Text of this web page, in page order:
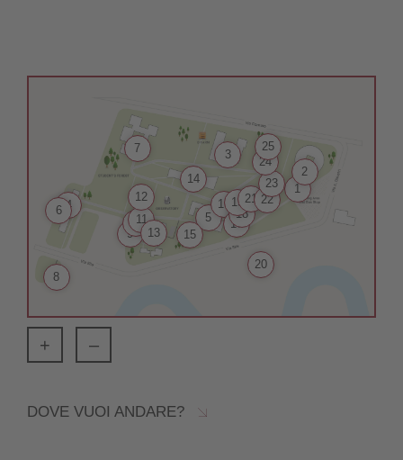
1
2
3
4
5
6
7
8
9
1011
12
13
14
15
16
17
18
19
20
21 22
23
24
25
+ –
DOVE VUOI ANDARE?